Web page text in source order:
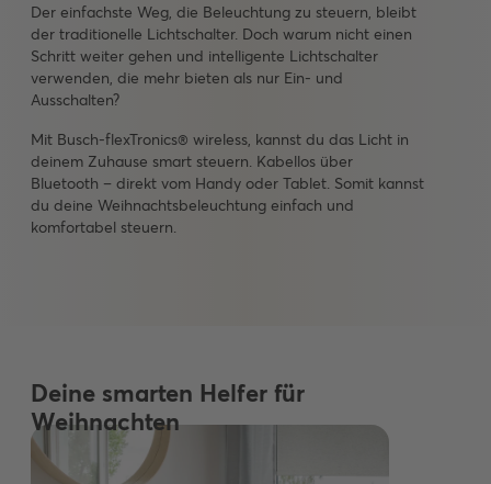
Der einfachste Weg, die Beleuchtung zu steuern, bleibt
der traditionelle Lichtschalter. Doch warum nicht einen
Schritt weiter gehen und intelligente Lichtschalter
verwenden, die mehr bieten als nur Ein- und
Ausschalten?
Mit Busch-flexTronics® wireless, kannst du das Licht in
deinem Zuhause smart steuern. Kabellos über
Bluetooth – direkt vom Handy oder Tablet. Somit kannst
du deine Weihnachtsbeleuchtung einfach und
komfortabel steuern.
Mit einem Touchpanel kannst du die Beleuchtung in
mehreren Räumen gleichzeitig steuern. Das ist nicht nur
bequem, sondern schafft auch eine moderne und
elegante Atmosphäre in deinem Zuhause. Schau dir
unsereTouchpanels
Die wohl flexibelste Methode: Steuere deine
Beleuchtung von überall mit einerAppauf deinem
Smartphone. Dimme das Licht, ändere die Farben oder
erstelle Zeitpläne - alles mit nur einem Fingertipp.
Steuere deine gemütliche Weihnachtsstimmung ohne
Deine smarten Helfer für
Weihnachten